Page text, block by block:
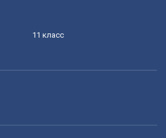
11 класс